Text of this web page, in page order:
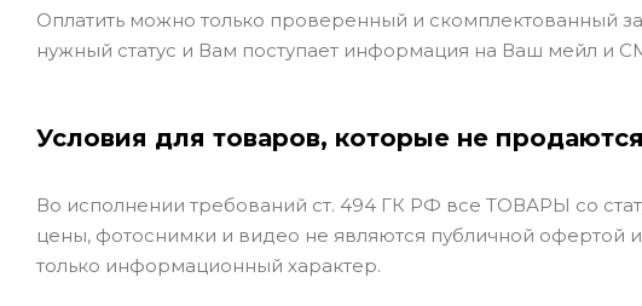
Оплатить можно только проверенный и скомплектованный
нужный статус и Вам поступает информация на Ваш мейл и
Условия для товаров, которые не продаются
Во исполнении требований ст. 494 ГК РФ все ТОВАРЫ со
цены, фотоснимки и видео не являются публичной
только информационный характер.